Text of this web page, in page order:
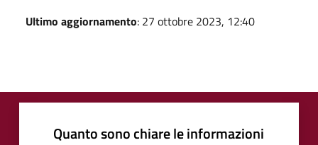
Ultimo aggiornamento: 27 ottobre 2023, 12:40
Quanto sono chiare le informazioni